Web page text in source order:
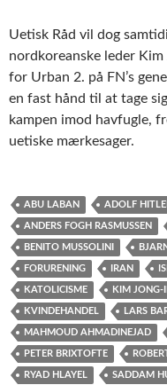
Uetisk Råd vil dog
nordkoreanske leder
for Urban 2. på FN’s
en fast hånd til at tage
kampen imod havfugle,
uetiske mærkesager.
ABU LABAN ADOLF
ANDERS FOGH RASMUSSEN
BENITO MUSSOLINI
FORURENING IRAN
KATOLICISME KIM JONG-
KVINDEHANDEL LARS
MAHMOUD AHMADINEJAD
PETER BRIXTOFTE
RYAD HLAYEL SADDAM